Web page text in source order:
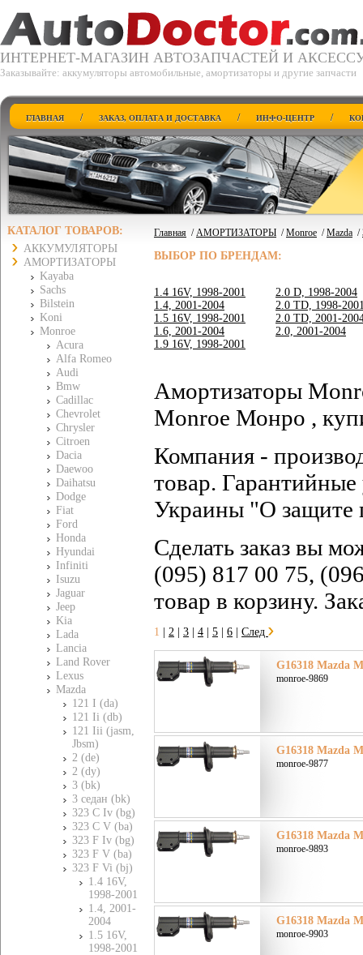
ИНТЕРНЕТ-МАГАЗИН АВТОЗАПЧАСТЕЙ И
Заказывайте: аккумуляторы автомобильные, амортизаторы и другие запчасти
ГЛАВНАЯ / ЗАКАЗ, ОПЛАТА И ДОСТАВКА / ИНФО-ЦЕНТР /
КАТАЛОГ ТОВАРОВ:
АККУМУЛЯТОРЫ
АМОРТИЗАТОРЫ
Kayaba
Sachs
Bilstein
Koni
Monroe
Acura
Alfa Romeo
Audi
Bmw
Cadillac
Chevrolet
Chrysler
Citroen
Dacia
Daewoo
Daihatsu
Dodge
Fiat
Ford
Honda
Hyundai
Infiniti
Isuzu
Jaguar
Jeep
Kia
Lada
Lancia
Land Rover
Lexus
Mazda
121 I (da)
121 Ii (db)
121 Iii (jasm,
Jbsm)
2 (de)
2 (dy)
3 (bk)
3 седан (bk)
323 C Iv (bg)
323 C V (ba)
323 F Iv (bg)
323 F V (ba)
323 F Vi (bj)
1.4 16V,
1998-2001
1.4, 2001-
2004
1.5 16V,
1998-2001
Главная /АМОРТИЗАТОРЫ /Monroe /Mazda /
ВЫБОР ПО БРЕНДАМ:
1.4 16V, 1998-2001
1.4, 2001-2004
1.5 16V, 1998-2001
1.6, 2001-2004
1.9 16V, 1998-2001
2.0 D, 1998-2004
2.0 TD, 1998-
2.0 TD, 2001-
2.0, 2001-2004
Амортизаторы
Monroe Монро ,
Компания -
товар. Гарантийные
Украины "О защите
Сделать заказ вы
(095) 817 00 75,
товар в корзину.
1 2 3 4 5 6 След
G16318 Mazda
monroe-9869
G16318 Mazda
monroe-9877
G16318 Mazda
monroe-9893
G16318 Mazda
monroe-9903